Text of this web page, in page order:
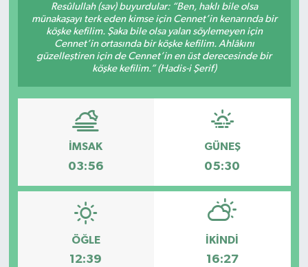
Resûlullah (sav) buyurdular: “Ben, haklı bile olsa
münakaşayı terk eden kimse için Cennet’in kenarında bir
köşke kefilim. Şaka bile olsa yalan söylemeyen için
Cennet’in ortasında bir köşke kefilim. Ahlâkını
güzelleştiren için de Cennet’in en üst derecesinde bir
köşke kefilim.” (Hadis-i Şerif)
İMSAK
03:56
GÜNEŞ
05:30
ÖĞLE
12:39
İKINDI
16:27